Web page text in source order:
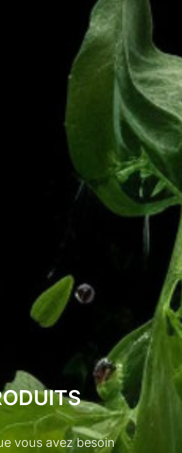
vous avez besoin